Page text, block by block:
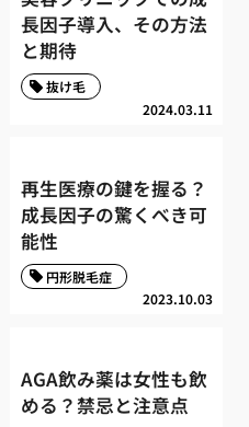
長因子導入、その方法
と期待
2024.03.11
抜け毛
再生医療の鍵を握る？
成長因子の驚くべき可
能性
2023.10.03
円形脱毛症
AGA飲み薬は女性も飲
める？禁忌と注意点